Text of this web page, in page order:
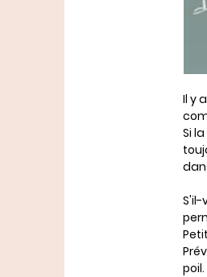
Il y
Si
S'il-
poil.